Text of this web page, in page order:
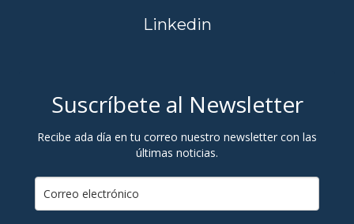
Linkedin
Suscríbete al Newsletter
Recibe ada día en tu correo nuestro newsletter con las
últimas noticias.